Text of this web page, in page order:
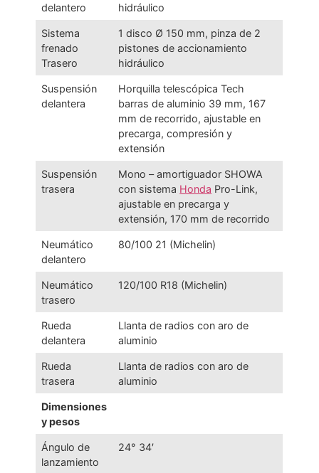
delantero
hidráulico
Sistema
frenado
Trasero
1 disco Ø 150 mm, pinza de 2
pistones de accionamiento
hidráulico
Suspensión
delantera
Horquilla telescópica Tech
barras de aluminio 39 mm, 167
mm de recorrido, ajustable en
precarga, compresión y
extensión
Suspensión
trasera
Mono – amortiguador SHOWA
con sistema Honda Pro-Link,
ajustable en precarga y
extensión, 170 mm de recorrido
Neumático
delantero
80/100 21 (Michelin)
Neumático
trasero
120/100 R18 (Michelin)
Rueda
delantera
Llanta de radios con aro de
aluminio
Rueda
trasera
Llanta de radios con aro de
aluminio
Dimensiones
y pesos
Ángulo de
lanzamiento
24° 34′